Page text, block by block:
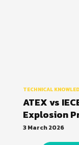
TECHNICAL
ATEX vs
Explosion
3 March 2026